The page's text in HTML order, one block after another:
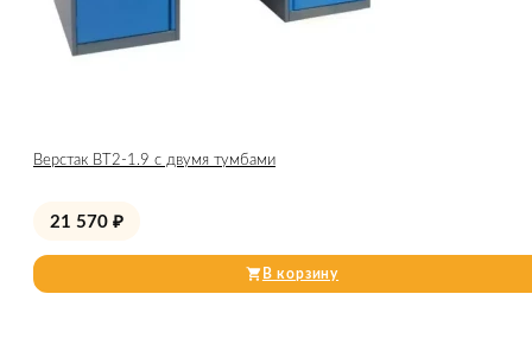
Верстак ВТ2-1.9 с двумя тумбами
21 570 ₽
В корзину